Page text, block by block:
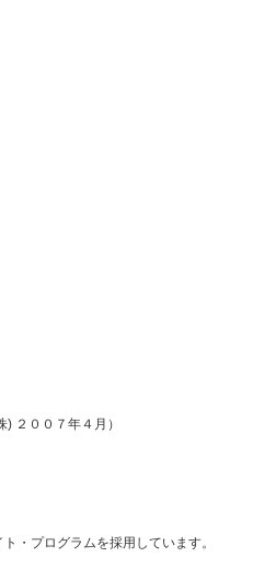
２００７年４月）
・プログラムを採用しています。